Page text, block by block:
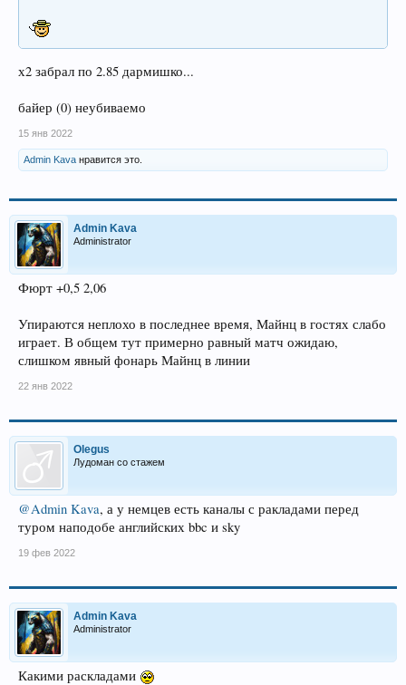
х2 забрал по 2.85 дармишко...
байер (0) неубиваемо
15 янв 2022
Admin Kava нравится это.
Admin Kava
Administrator
Фюрт +0,5 2,06
Упираются неплохо в последнее время, Майнц в гостях слабо
играет. В общем тут примерно равный матч ожидаю,
слишком явный фонарь Майнц в линии
22 янв 2022
Olegus
Лудоман со стажем
@Admin Kava, а у немцев есть каналы с ракладами перед
туром наподобе английских bbc и sky
19 фев 2022
Admin Kava
Administrator
Какими раскладами